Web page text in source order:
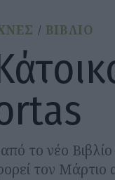
ΒΙΒΛΙΟ
το νέο
τον Μάρτιο